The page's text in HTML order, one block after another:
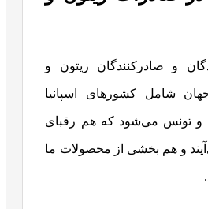
و صادرکنندگان زیتون و
شامل کشورهای اسپانیا
و تونس می‌شود که هم رقبای
و هم بخشی از محصولات ما